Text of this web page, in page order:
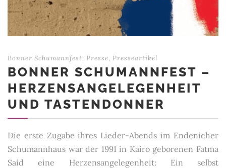
Bonner Schumannfest, Presse, Presseartikel
BONNER SCHUMANNFEST –
HERZENSANGELEGENHEIT
UND TASTENDONNER
Die erste Zugabe ihres Lieder-Abends im Endenicher
Schumannhaus war der 1991 in Kairo geborenen Fatma
Said eine Herzensangelegenheit: Ein selbst